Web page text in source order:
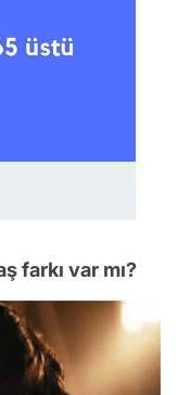
farkı var mı?